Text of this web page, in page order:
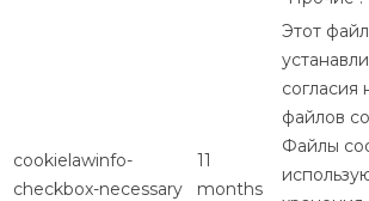
cookielawinfo-
checkbox-necessary
11
months
Этот
согласия
файлов
Файлы